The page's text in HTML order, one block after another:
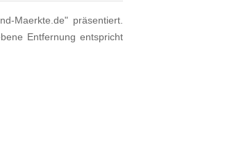
Maerkte.de" präsentiert.
Entfernung entspricht